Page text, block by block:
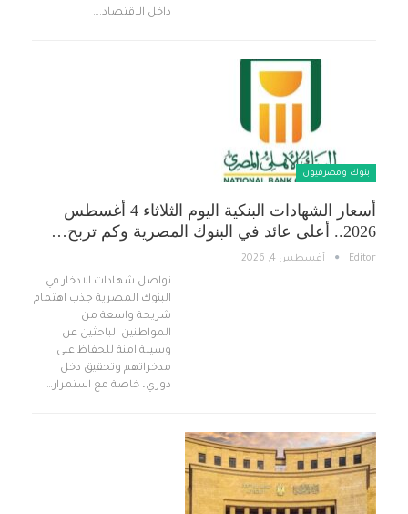
داخل الاقتصاد.…
بنوك ومصرفيون
أسعار الشهادات البنكية اليوم الثلاثاء 4 أغسطس
2026.. أعلى عائد في البنوك المصرية وكم تربح…
Editor أغسطس 4, 2026
تواصل شهادات الادخار في
البنوك المصرية جذب اهتمام
شريحة واسعة من
المواطنين الباحثين عن
وسيلة آمنة للحفاظ على
مدخراتهم وتحقيق دخل
دوري، خاصة مع استمرار…